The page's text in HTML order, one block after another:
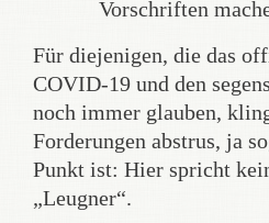
Vorschriften
Für diejenigen, die das
COVID-19 und den
noch immer glauben,
Forderungen abstrus, ja
Punkt ist: Hier spricht
„Leugner“.